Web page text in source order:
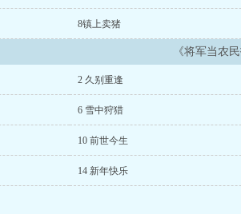
8镇上卖猪
《将军当农
2 久别重逢
6 雪中狩猎
10 前世今生
14 新年快乐